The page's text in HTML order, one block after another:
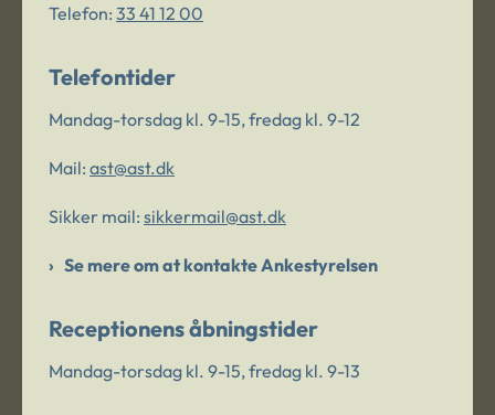
Telefon: 33 41 12 00
Telefontider
Mandag-torsdag kl. 9-15, fredag kl. 9-12
Mail: ast@ast.dk
Sikker mail: sikkermail@ast.dk
Se mere om at kontakte Ankestyrelsen
Receptionens åbningstider
Mandag-torsdag kl. 9-15, fredag kl. 9-13